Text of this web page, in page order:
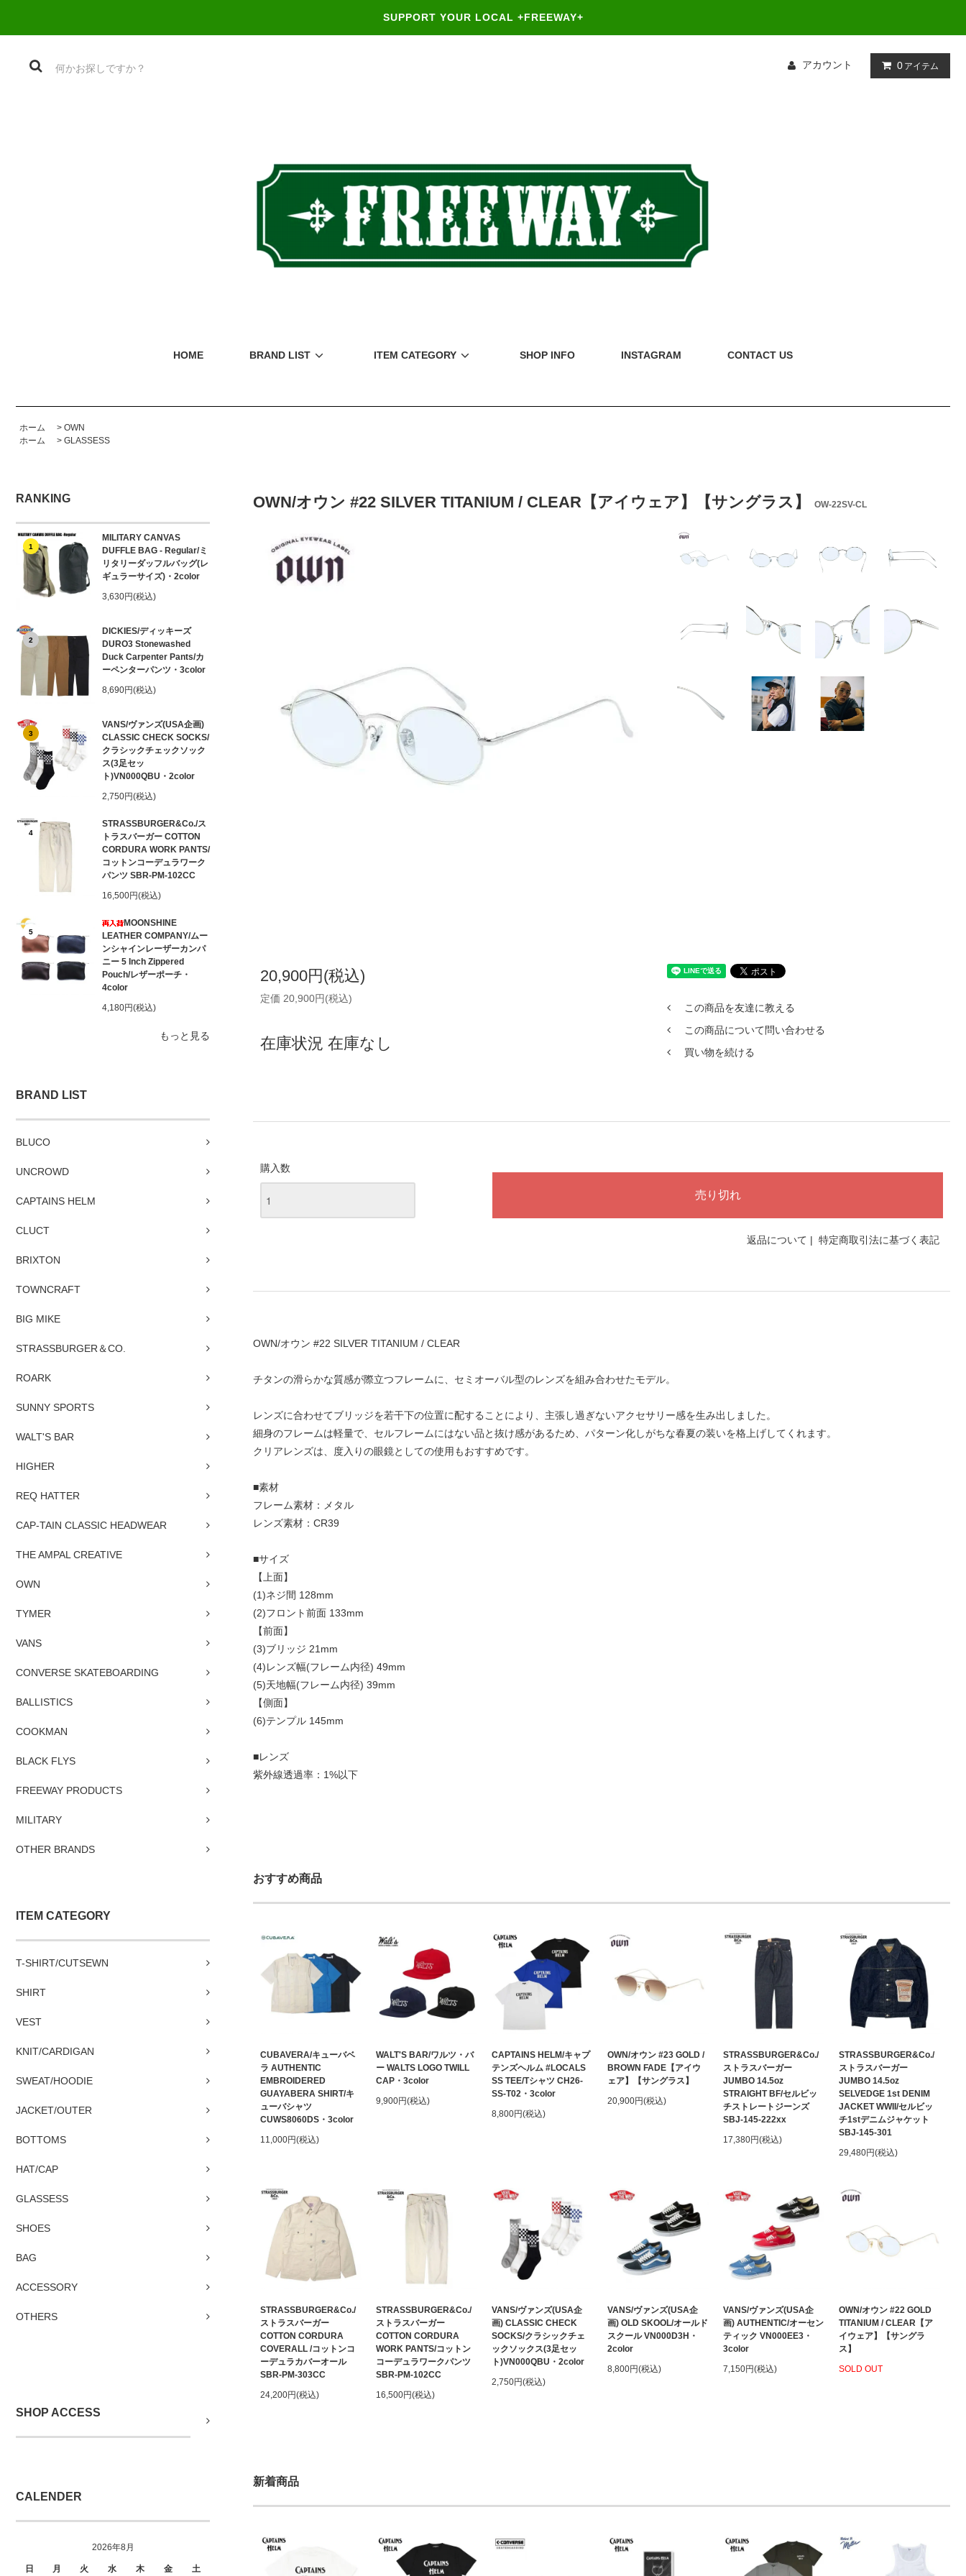
SUPPORT YOUR LOCAL +FREEWAY+
アカウント 0 アイテム
HOME BRAND LIST ITEM CATEGORY SHOP INFO INSTAGRAM CONTACT US
ホーム > OWN
ホーム
> GLASSESS
RANKING
1
MILITARY CANVAS
DUFFLE BAG - Regular/ミ
リタリーダッフルバッグ(レ
ギュラーサイズ)・2color
3,630円(税込)
2
DICKIES/ディッキーズ
DURO3 Stonewashed
Duck Carpenter Pants/カ
ーペンターパンツ・3color
8,690円(税込)
3
VANS/ヴァンズ(USA企画)
CLASSIC CHECK SOCKS/
クラシックチェックソック
ス(3足セッ
ト)VN000QBU・2color
2,750円(税込)
4
STRASSBURGER&Co./ス
トラスバーガー COTTON
CORDURA WORK PANTS/
コットンコーデュラワーク
パンツ SBR-PM-102CC
16,500円(税込)
5
MOONSHINE
LEATHER COMPANY/ムー
ンシャインレーザーカンパ
ニー 5 Inch Zippered
Pouch/レザーポーチ・
4color
4,180円(税込)
もっと見る
BRAND LIST
BLUCO
UNCROWD
CAPTAINS HELM
CLUCT
BRIXTON
TOWNCRAFT
BIG MIKE
STRASSBURGER＆CO.
ROARK
SUNNY SPORTS
WALT'S BAR
HIGHER
REQ HATTER
CAP-TAIN CLASSIC HEADWEAR
THE AMPAL CREATIVE
OWN
TYMER
VANS
CONVERSE SKATEBOARDING
BALLISTICS
COOKMAN
BLACK FLYS
FREEWAY PRODUCTS
MILITARY
OTHER BRANDS
ITEM CATEGORY
T-SHIRT/CUTSEWN
SHIRT
VEST
KNIT/CARDIGAN
SWEAT/HOODIE
JACKET/OUTER
BOTTOMS
HAT/CAP
GLASSESS
SHOES
BAG
ACCESSORY
OTHERS
SHOP ACCESS
CALENDER
2026年8月
日 月 火 水 木 金 土
OWN/オウン #22 SILVER TITANIUM / CLEAR【アイウェア】【サングラス】 OW-22SV-CL
20,900円(税込)
定価 20,900円(税込)
在庫状況 在庫なし
この商品を友達に教える
この商品について問い合わせる
買い物を続ける
購入数
返品について | 特定商取引法に基づく表記
OWN/オウン #22 SILVER TITANIUM / CLEAR
チタンの滑らかな質感が際立つフレームに、セミオーバル型のレンズを組み合わせたモデル。
レンズに合わせてブリッジを若干下の位置に配することにより、主張し過ぎないアクセサリー感を生み出しました。
細身のフレームは軽量で、セルフレームにはない品と抜け感があるため、パターン化しがちな春夏の装いを格上げしてくれます。
クリアレンズは、度入りの眼鏡としての使用もおすすめです。
■素材
フレーム素材：メタル
レンズ素材：CR39
■サイズ
【上面】
(1)ネジ間 128mm
(2)フロント前面 133mm
【前面】
(3)ブリッジ 21mm
(4)レンズ幅(フレーム内径) 49mm
(5)天地幅(フレーム内径) 39mm
【側面】
(6)テンプル 145mm
■レンズ
紫外線透過率：1%以下
おすすめ商品
CUBAVERA/キューバベ
ラ AUTHENTIC
EMBROIDERED
GUAYABERA SHIRT/キ
ューバシャツ
CUWS8060DS・3color
11,000円(税込)
WALT'S BAR/ワルツ・バ
ー WALTS LOGO TWILL
CAP・3color
9,900円(税込)
CAPTAINS HELM/キャプ
テンズヘルム #LOCALS
SS TEE/Tシャツ CH26-
SS-T02・3color
8,800円(税込)
OWN/オウン #23 GOLD /
BROWN FADE【アイウ
ェア】【サングラス】
20,900円(税込)
STRASSBURGER&Co./
ストラスバーガー
JUMBO 14.5oz
STRAIGHT BF/セルビッ
チストレートジーンズ
SBJ-145-222xx
17,380円(税込)
STRASSBURGER&Co./
ストラスバーガー
JUMBO 14.5oz
SELVEDGE 1st DENIM
JACKET WWII/セルビッ
チ1stデニムジャケット
SBJ-145-301
29,480円(税込)
STRASSBURGER&Co./
ストラスバーガー
COTTON CORDURA
COVERALL /コットンコ
ーデュラカバーオール
SBR-PM-303CC
24,200円(税込)
STRASSBURGER&Co./
ストラスバーガー
COTTON CORDURA
WORK PANTS/コットン
コーデュラワークパンツ
SBR-PM-102CC
16,500円(税込)
VANS/ヴァンズ(USA企
画) CLASSIC CHECK
SOCKS/クラシックチェ
ックソックス(3足セッ
ト)VN000QBU・2color
2,750円(税込)
VANS/ヴァンズ(USA企
画) OLD SKOOL/オールド
スクール VN000D3H・
2color
8,800円(税込)
VANS/ヴァンズ(USA企
画) AUTHENTIC/オーセン
ティック VN000EE3・
3color
7,150円(税込)
OWN/オウン #22 GOLD
TITANIUM / CLEAR【ア
イウェア】【サングラ
ス】
SOLD OUT
新着商品